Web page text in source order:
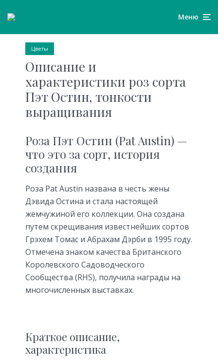
Меню
Цветы
Описание и
характеристики роз сорта
Пэт Остин, тонкости
выращивания
Роза Пэт Остин (Pat Austin) —
что это за сорт, история
создания
Роза Pat Austin названа в честь жены
Дэвида Остина и стала настоящей
жемчужиной его коллекции. Она создана
путем скрещивания известнейших сортов
Грэхем Томас и Абрахам Дэрби в 1995 году.
Отмечена знаком качества Британского
Королевского Садоводческого
Сообщества (RHS), получила награды на
многочисленных выставках.
Краткое описание,
характеристика